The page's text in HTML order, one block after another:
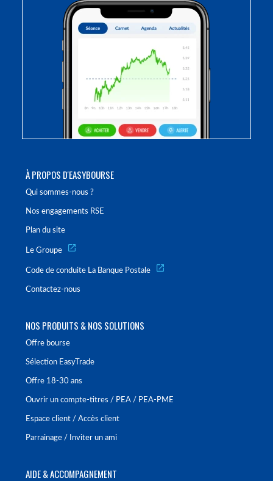
À PROPOS D'EASYBOURSE
Qui sommes-nous ?
Nos engagements RSE
Plan du site
Le Groupe
Code de conduite La Banque Postale
Contactez-nous
NOS PRODUITS & NOS SOLUTIONS
Offre bourse
Sélection EasyTrade
Offre 18-30 ans
Ouvrir un compte-titres / PEA / PEA-PME
Espace client / Accès client
Parrainage / Inviter un ami
AIDE & ACCOMPAGNEMENT